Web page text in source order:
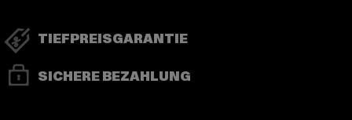
TIEFPREISGARANTIE
SICHERE BEZAHLUNG